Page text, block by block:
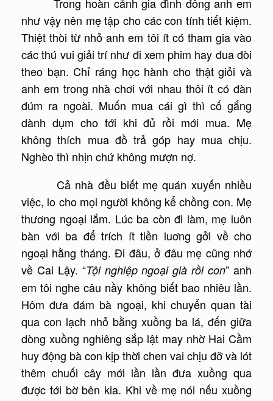
như vậy nên mẹ tập cho các con tính tiết kiệm.
Thiệt thòi từ nhỏ anh em tôi ít có tham gia vào
các thú vui giải trí như đi xem phim hay đua đòi
theo bạn. Chỉ ráng học hành cho thật giỏi và
anh em trong nhà chơi với nhau thôi ít có đàn
đúm ra ngoài. Muốn mua cái gì thì cố gắng
dành dụm cho tới khi đủ rồi mới mua. Mẹ
không thích mua đồ trả góp hay mua chịu.
Nghèo thì nhịn chứ không mượn nợ.
Cả nhà đều biết mẹ quán xuyến nhiều
việc, lo cho mọi người không kể chồng con. Mẹ
thương ngoại lắm. Lúc ba còn đi làm, mẹ luôn
bàn với ba để trích ít tiền luơng gởi về cho
ngoại hằng tháng. Đi đâu, ở đâu mẹ cũng nhớ
về Cai Lậy. “Tội nghiệp ngoại già rồi con” anh
em tôi nghe câu nầy không biết bao nhiêu lần.
Hôm đưa đám bà ngoại, khi chuyển quan tài
qua con lạch nhỏ bằng xuồng ba lá, đến giữa
dòng xuồng nghiêng sắp lật may nhờ Hai Cầm
huy động bà con kịp thời chen vai chịu đỡ và lót
thêm chuối cây mới lần lần đưa xuồng qua
được tới bờ bên kia. Khi về mẹ nói nếu xuồng